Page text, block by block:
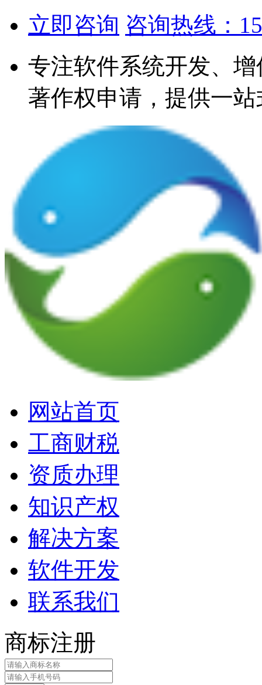
立即咨询 咨询热线：
专注软件系统开发、
著作权申请，提供一
网站首页
工商财税
资质办理
知识产权
解决方案
软件开发
联系我们
商标注册